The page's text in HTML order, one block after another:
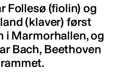
Follesø (fiolin) og
(klaver) først
i Marmorhallen, og
Bach, Beethoven